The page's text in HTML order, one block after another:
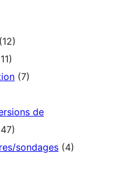
(12)
(7)
de
sondages (4)